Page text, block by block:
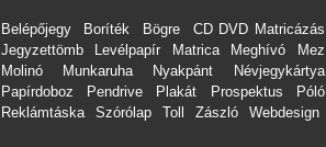
Belépőjegy Boríték Bögre
CD DVD Matricázás
Jegyzettömb
Levélpapír Matrica Meghívó
Mez
Molinó
Munkaruha Nyakpánt
Névjegykártya
Papírdoboz
Pendrive Plakát Prospektus
Póló
Reklámtáska
Szórólap Toll Zászló Webdesign